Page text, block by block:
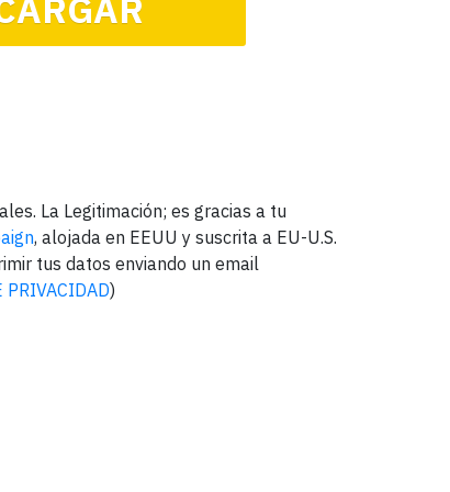
La Legitimación; es gracias a tu
, alojada en EEUU y suscrita a EU-U.S.
tus datos enviando un email
PRIVACIDAD)